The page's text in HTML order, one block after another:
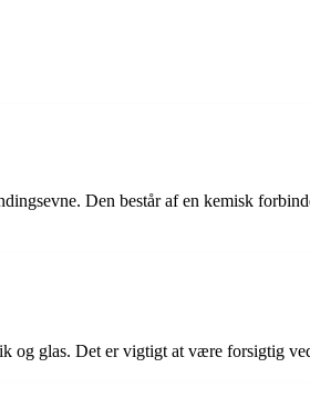
Den består af en kemisk
og glas. Det er vigtigt at være forsigtig